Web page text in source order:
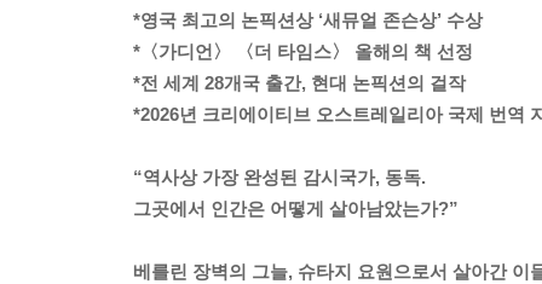
다. 히틀러의 제3제국에서는 시민 2,000명마다
요원이 있었다. 하지만 독일민주공화국에서는
보원까지 포함할 경우 시민 6.5명마다 한 명의 정
찾아낼수록 더 많은 요원과 정보원을 고용해 그들
“처음에 슈타지에서 일했을 때는 결혼한 상태였
*영국 최고의 논픽션상 ‘새뮤얼 존슨상’ 수상
*〈가디언〉 〈더 타임스〉 올해의 책 선정
*전 세계 28개국 출간, 현대 논픽션의 걸작
*2026년 크리에이티브 오스트레일리아 국제 번역
“역사상 가장 완성된 감시국가, 동독.
그곳에서 인간은 어떻게 살아남았는가?”
베를린 장벽의 그늘, 슈타지 요원으로서 살아간 이